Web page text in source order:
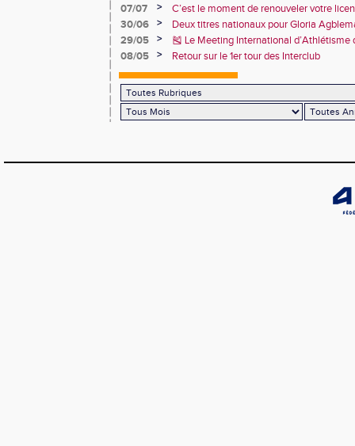
07/07
>
C’est le moment de renouveler votre
2026 !
30/06 >
Deux titres nationaux pour Gloria
France Para Athlétisme
29/05 >
🎽 Le Meeting International
juin 2025 !
08/05 > Retour sur le 1er tour des Interclub